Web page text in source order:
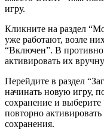
игру.
Кликните на раздел
уже работают, возле
“Включен”. В
активировать их
Перейдите в раздел
начинать новую игру,
сохранение и
повторно
сохранения.